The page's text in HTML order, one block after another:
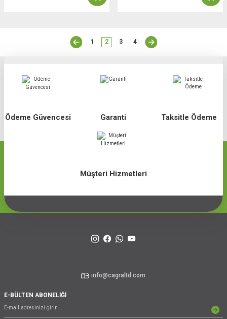
1 2 3 4
Ödeme Güvencesi Garanti Taksitle Ödeme
Müşteri Hizmetleri
info@cagraltd.com
E-BÜLTEN ABONELİĞİ